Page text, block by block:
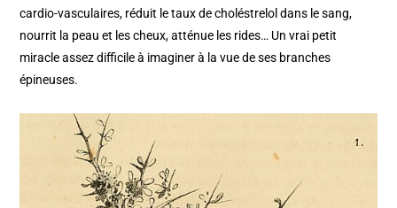
cardio-vasculaires, réduit le taux de choléstrelol dans le sang,
nourrit la peau et les cheux, atténue les rides… Un vrai petit
miracle assez difficile à imaginer à la vue de ses branches
épineuses.